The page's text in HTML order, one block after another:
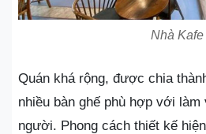
Nhà Kafe
Quán khá rộng, được chia
nhiều bàn ghế phù hợp với làm
người. Phong cách thiết kế